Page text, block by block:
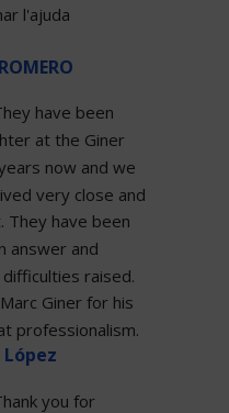
l'ajuda
have been
at the Giner
now and we
very close and
They have been
answer and
raised.
Giner for his
professionalism.
you for